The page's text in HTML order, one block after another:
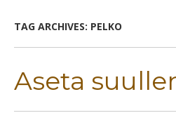
TAG ARCHIVES: PELKO
Aseta